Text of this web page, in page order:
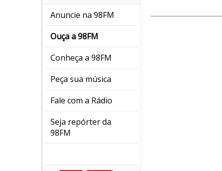
Anuncie na 98FM
Ouça a 98FM
Conheça a 98FM
Peça sua música
Fale com a Rádio
Seja repórter da
98FM